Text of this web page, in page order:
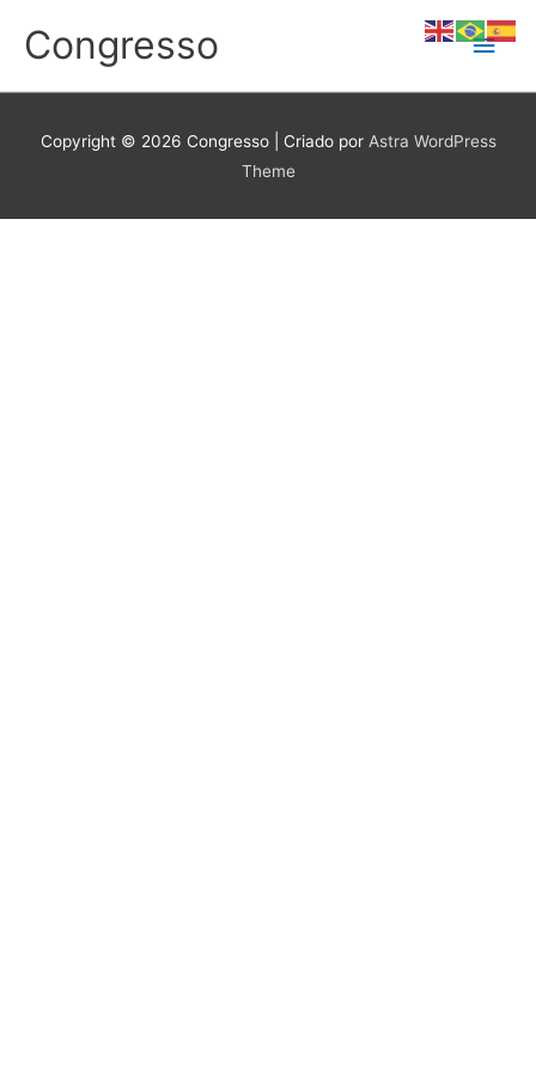
paraCongresso
Copyright © 2026 Congresso| Criado por Astra WordPress
Theme